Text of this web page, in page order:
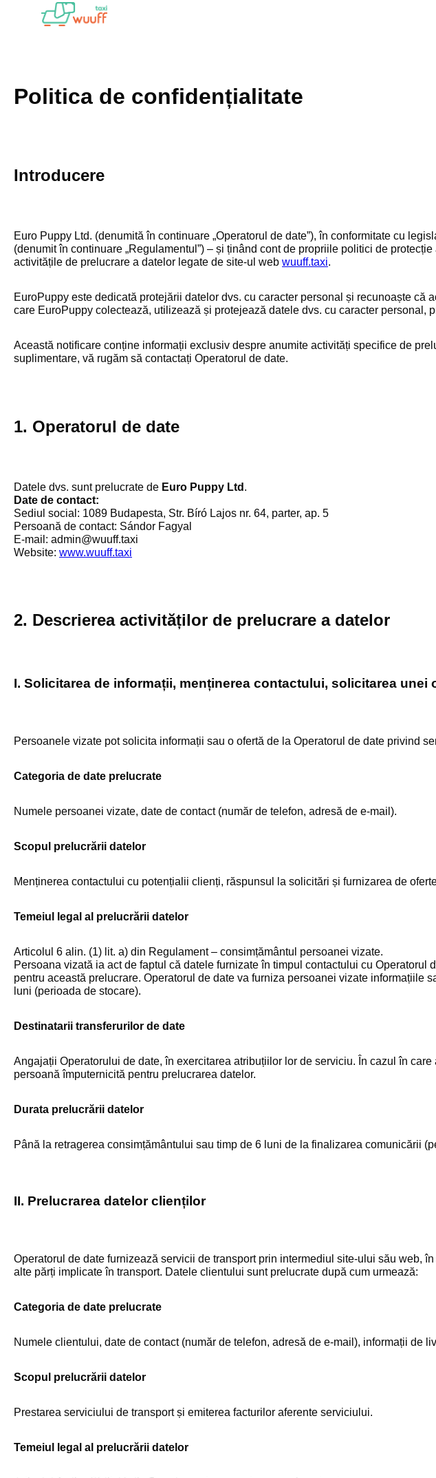
Politica de confidențialitate
Introducere
Euro Puppy Ltd. (denumită în continuare „Operatorul de date”), în conformitate cu
(denumit în continuare „Regulamentul”) – și ținând cont de propriile politici de
activitățile de prelucrare a datelor legate de site-ul web wuuff.taxi.
EuroPuppy este dedicată protejării datelor dvs. cu caracter personal și recunoaște
care EuroPuppy colectează, utilizează și protejează datele dvs. cu caracter personal,
Această notificare conține informații exclusiv despre anumite activități specifice de
suplimentare, vă rugăm să contactați Operatorul de date.
1. Operatorul de date
Datele dvs. sunt prelucrate de Euro Puppy Ltd .
Date de contact:
Sediul social: 1089 Budapesta, Str. Bíró Lajos nr. 64, parter, ap. 5
Persoană de contact: Sándor Fagyal
E-mail: admin@wuuff.taxi
Website: www.wuuff.taxi
2. Descrierea activităților de prelucrare a datelor
I. Solicitarea de informații, menținerea contactului, solicitarea unei
Persoanele vizate pot solicita informații sau o ofertă de la Operatorul de date privind
Categoria de date prelucrate
Numele persoanei vizate, date de contact (număr de telefon, adresă de e-mail).
Scopul prelucrării datelor
Menținerea contactului cu potențialii clienți, răspunsul la solicitări și furnizarea de
Temeiul legal al prelucrării datelor
Articolul 6 alin. (1) lit. a) din Regulament – consimțământul persoanei vizate.
Persoana vizată ia act de faptul că datele furnizate în timpul contactului cu
pentru această prelucrare. Operatorul de date va furniza persoanei vizate
luni (perioada de stocare).
Destinatarii transferurilor de date
Angajații Operatorului de date, în exercitarea atribuțiilor lor de serviciu. În cazul în
persoană împuternicită pentru prelucrarea datelor.
Durata prelucrării datelor
Până la retragerea consimțământului sau timp de 6 luni de la finalizarea comunicării
II. Prelucrarea datelor clienților
Operatorul de date furnizează servicii de transport prin intermediul site-ului său web,
alte părți implicate în transport. Datele clientului sunt prelucrate după cum urmează:
Categoria de date prelucrate
Numele clientului, date de contact (număr de telefon, adresă de e-mail), informații de
Scopul prelucrării datelor
Prestarea serviciului de transport și emiterea facturilor aferente serviciului.
Temeiul legal al prelucrării datelor